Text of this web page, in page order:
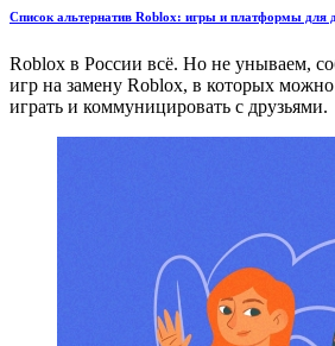
Список альтернатив Roblox: игры и платформы для
Roblox в России всё. Но не унываем,
игр на замену Roblox, в которых
играть и коммуницировать с друзьями.